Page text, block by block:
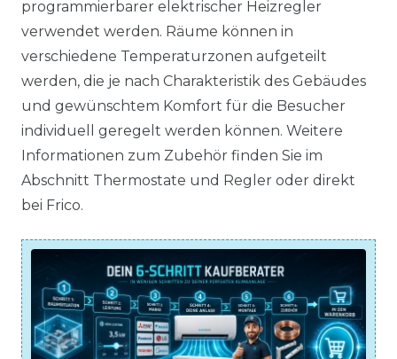
programmierbarer elektrischer Heizregler
verwendet werden. Räume können in
verschiedene Temperaturzonen aufgeteilt
werden, die je nach Charakteristik des Gebäudes
und gewünschtem Komfort für die Besucher
individuell geregelt werden können. Weitere
Informationen zum Zubehör finden Sie im
Abschnitt Thermostate und Regler oder direkt
bei Frico.